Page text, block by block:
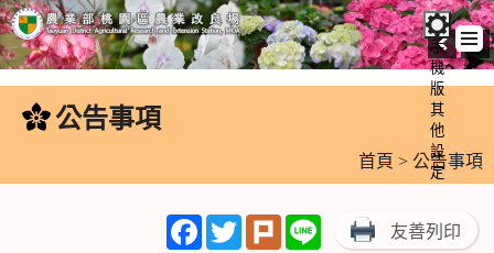
跳
內
手
機
版
其
他
設
定
公告事項
首頁 > 公告事項
FacebookTwitterPlurk Line 友善列印